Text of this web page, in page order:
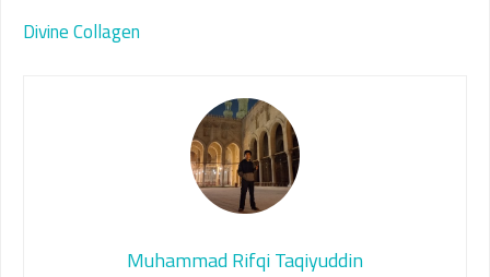
Divine Collagen
Muhammad Rifqi Taqiyuddin